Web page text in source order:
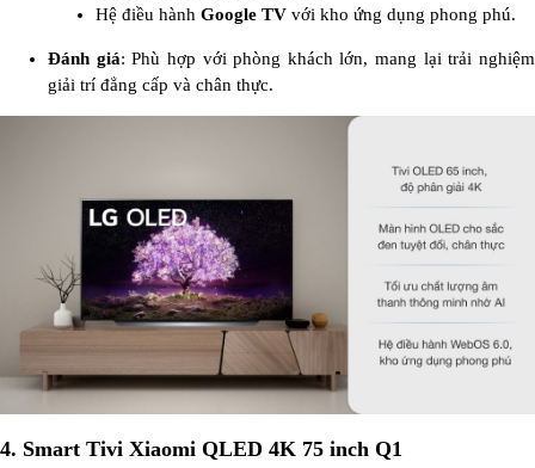
Hệ điều hành Google TV với kho ứng dụng phong phú.
Đánh giá: Phù hợp với phòng khách lớn, mang lại trải nghiệm
giải trí đẳng cấp và chân thực.
4. Smart Tivi Xiaomi QLED 4K 75 inch Q1